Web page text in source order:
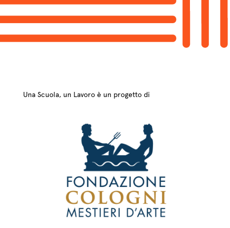
Una Scuola, un Lavoro è un progetto di